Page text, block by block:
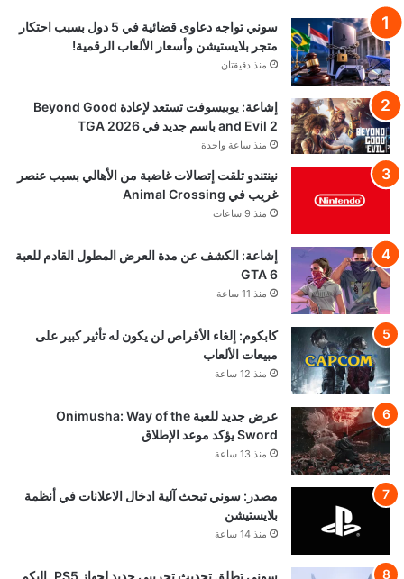
سوني تواجه دعاوى قضائية في 5 دول بسبب احتكار
متجر بلايستيشن وأسعار الألعاب الرقمية!
منذ دقيقتان
إشاعة: يوبيسوفت تستعد لإعادة Beyond Good
and Evil 2 باسم جديد في TGA 2026
منذ ساعة واحدة
نينتندو تلقت إتصالات غاضبة من الأهالي بسبب عنصر
غريب في Animal Crossing
منذ 9 ساعات
إشاعة: الكشف عن مدة العرض المطول القادم للعبة
GTA 6
منذ 11 ساعة
كابكوم: إلغاء الأقراص لن يكون له تأثير كبير على
مبيعات الألعاب
منذ 12 ساعة
عرض جديد للعبة Onimusha: Way of the
Sword يؤكد موعد الإطلاق
منذ 13 ساعة
مصدر: سوني تبحث آلية ادخال الاعلانات في أنظمة
بلايستيشن
منذ 14 ساعة
سوني تطلق تحديث تجريبي جديد لجهاز PS5..إليكم